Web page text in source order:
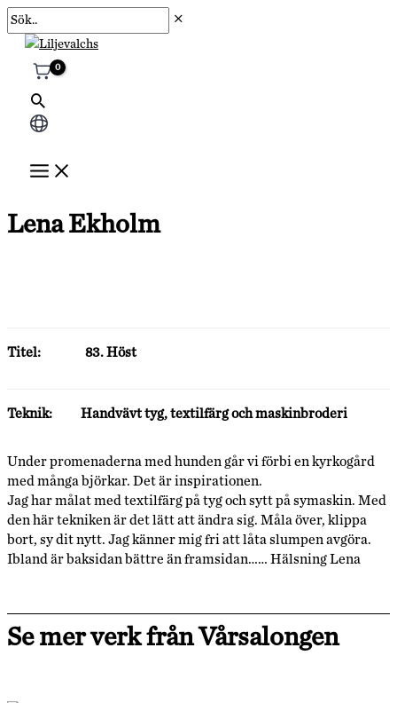
Hoppa
till
Sök..
Välj
språk
Lena Ekholm
Titel: 83. Höst
Teknik: Handvävt tyg, textilfärg och maskinbroderi
Under promenaderna med hunden går vi förbi en kyrkogård
med många björkar. Det är inspirationen.
Jag har målat med textilfärg på tyg och sytt på symaskin. Med
den här tekniken är det lätt att ändra sig. Måla över, klippa
bort, sy dit nytt. Jag känner mig fri att låta slumpen avgöra.
Ibland är baksidan bättre än framsidan…… Hälsning Lena
Se mer verk från Vårsalongen